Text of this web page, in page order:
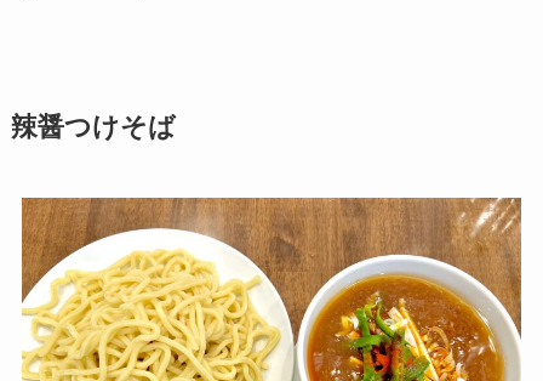
辣醤つけそば